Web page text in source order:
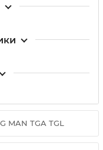
MAN TGA TGL